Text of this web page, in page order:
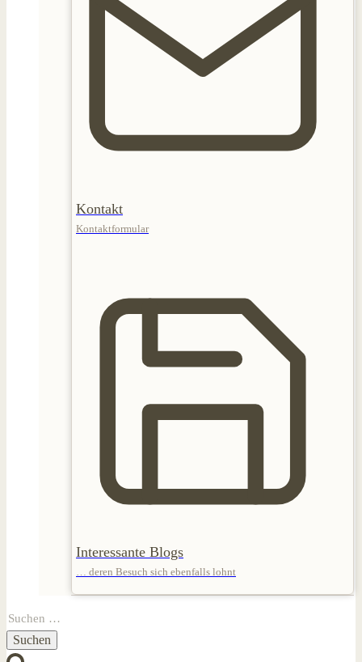
Kontakt
Kontaktformular
Interessante Blogs
… deren Besuch sich ebenfalls lohnt
Suchen
nach: